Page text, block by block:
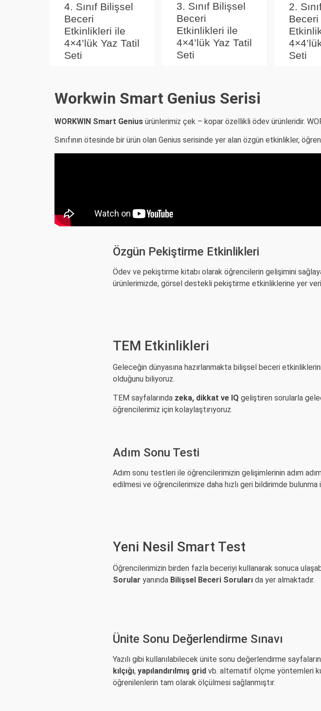
4. Sınıf Bilişsel
Beceri
Etkinlikleri ile
4×4’lük Yaz Tatil
Seti
3. Sınıf Bilişsel
Beceri
Etkinlikleri ile
4×4’lük Yaz Tatil
Seti
2.
Beceri
Seti
Workwin Smart Genius Serisi
WORKWIN Smart Genius ürünlerimiz çek – kopar özellikli ödev ürünleridir.
Sınıfının ötesinde bir ürün olan Genius serisinde yer alan özgün etkinlikler,
Özgün Pekiştirme Etkinlikleri
Ödev ve pekiştirme kitabı olarak öğrencilerin gelişimini
ürünlerimizde, görsel destekli pekiştirme etkinliklerine yer
TEM Etkinlikleri
Geleceğin dünyasına hazırlanmakta bilişsel beceri
olduğunu biliyoruz.
TEM sayfalarında zeka, dikkat ve IQ geliştiren sorularla
öğrencilerimiz için kolaylaştırıyoruz.
Adım Sonu Testi
Adım sonu testleri ile öğrencilerimizin gelişimlerinin adım
edilmesi ve öğrencilerimize daha hızlı geri bildirimde bulunma
Yeni Nesil Smart Test
Öğrencilerimizin birden fazla beceriyi kullanarak sonuca
Sorular yanında Bilişsel Beceri Soruları da yer almaktadır.
Ünite Sonu Değerlendirme Sınavı
Yazılı gibi kullanılabilecek ünite sonu değerlendirme
kılçığı, yapılandırılmış grid vb. alternatif ölçme yöntemleri
öğrenilenlerin tam olarak ölçülmesi sağlanmıştır.